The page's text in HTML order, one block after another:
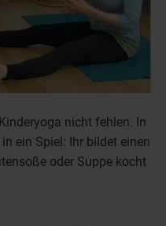
nicht fehlen. In
ein Spiel: Ihr bildet einen
oder Suppe kocht